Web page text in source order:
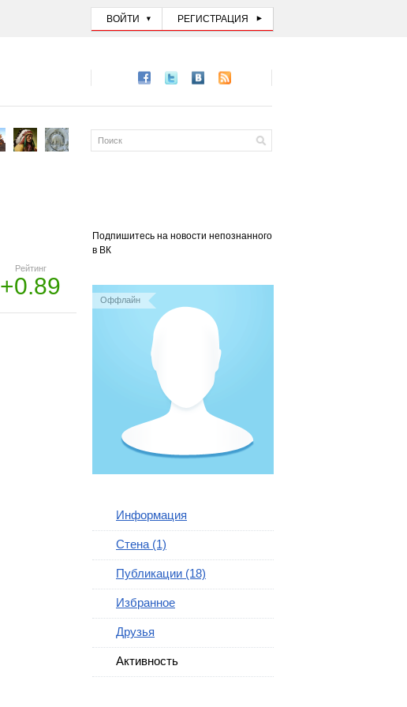
ВОЙТИ РЕГИСТРАЦИЯ
Рейтинг
+0.89
Подпишитесь на новости непознанного
в ВК
Оффлайн
Информация
Стена (1)
Публикации (18)
Избранное
Друзья
Активность